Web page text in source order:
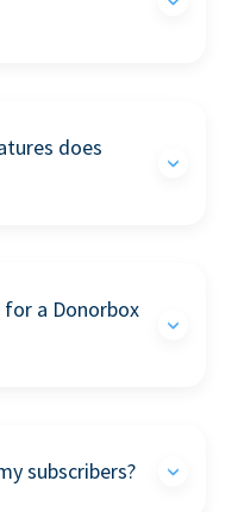
does
a Donorbox
subscribers?